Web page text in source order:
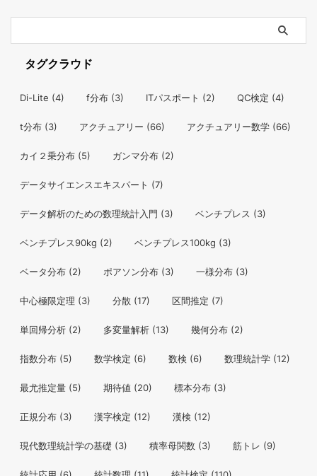
タグクラウド
Di-Lite (4) f分布 (3) ITパスポート (2) QC検定 (4)
t分布 (3) アクチュアリー (66) アクチュアリー数学 (66)
カイ２乗分布 (5) ガンマ分布 (2)
データサイエンスエキスパート (7)
データ解析のための数理統計入門 (3) ベンチプレス (3)
ベンチプレス90kg (2) ベンチプレス100kg (3)
ベータ分布 (2) ポアソン分布 (3) 一様分布 (3)
中心極限定理 (3) 分散 (17) 区間推定 (7)
単回帰分析 (2) 多変量解析 (13) 幾何分布 (2)
指数分布 (5) 数学検定 (6) 数検 (6) 数理統計学 (12)
最尤推定量 (5) 期待値 (20) 標本分布 (3)
正規分布 (3) 漢字検定 (12) 漢検 (12)
現代数理統計学の基礎 (3) 積率母関数 (3) 筋トレ (9)